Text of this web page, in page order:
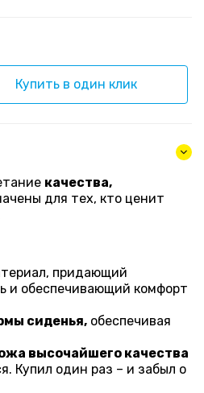
Купить в один клик
качества,
для тех, кто ценит
придающий
и обеспечивающий комфорт
сиденья, обеспечивая
высочайшего качества
Купил один раз – и забыл о